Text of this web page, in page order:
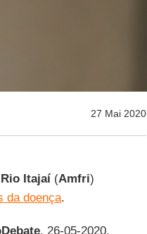
27 Mai 2020
Itajaí(Amfri)
da doença.
, 26-05-2020.